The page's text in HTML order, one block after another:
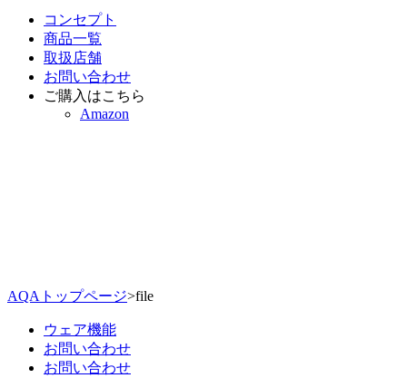
コンセプト
商品一覧
取扱店舗
お問い合わせ
ご購入はこちら
Amazon
AQAトップページ>file
ウェア機能
お問い合わせ
お問い合わせ